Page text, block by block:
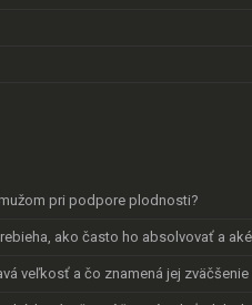
pri podpore plodnosti?
ako často ho absolvovať a
veľkosť a čo znamená jej zväčšenie